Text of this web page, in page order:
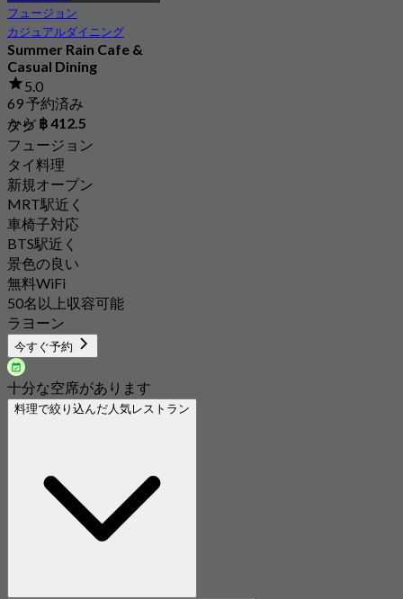
フュージョン
カジュアルダイニング
Summer Rain Cafe &
Casual Dining
5.0
69 予約済み
から ฿ 412.5
タグ
フュージョン
タイ料理
新規オープン
MRT駅近く
車椅子対応
BTS駅近く
景色の良い
無料WiFi
50名以上収容可能
ラヨーン
今すぐ予約
十分な空席があります
料理で絞り込んだ人気レストラン